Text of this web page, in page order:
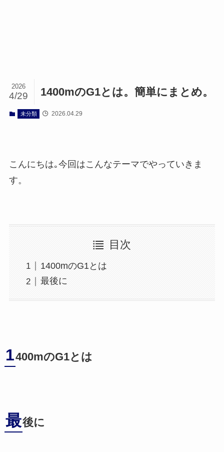
1400mのG1とは。簡単にまとめ。
2026
4/29
未分類 2026.04.29
こんにちは｡今回はこんなテーマでやっていきま
す。
目次
1400mのG1とは
最後に
1400mのG1とは
最後に